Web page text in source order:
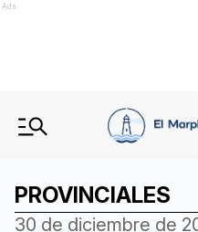
Ads
PROVINCIALES
30 de diciembre de